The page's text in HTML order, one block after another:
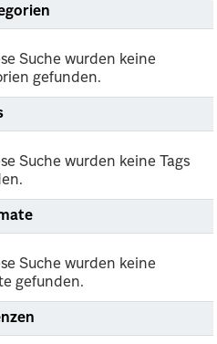
Suche wurden keine
gefunden.
Suche wurden keine Tags
Suche wurden keine
gefunden.